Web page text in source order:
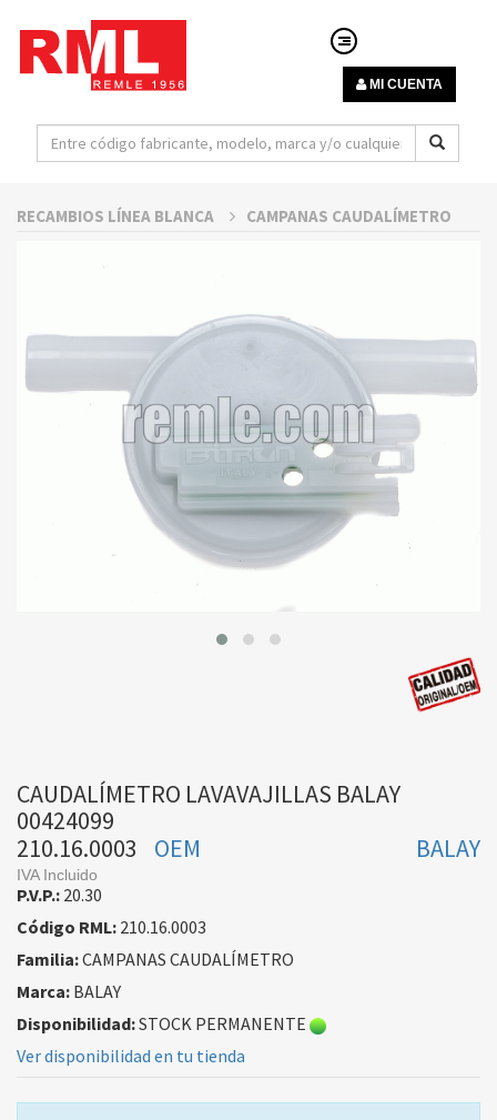
MI CUENTA
RECAMBIOS LÍNEA BLANCA CAMPANAS CAUDALÍMETRO
CAUDALÍMETRO LAVAVAJILLAS BALAY
00424099
210.16.0003
BALAY
OEM
IVA Incluido
P.V.P.: 20.30
Código RML: 210.16.0003
Familia:CAMPANAS CAUDALÍMETRO
Marca: BALAY
Disponibilidad:STOCK PERMANENTE
Ver disponibilidad en tu tienda